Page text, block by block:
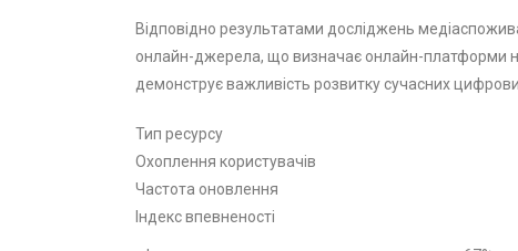
Відповідно результатами досліджень
онлайн-джерела, що визначає онлайн-платформи
демонструє важливість розвитку сучасних
Тип ресурсу
Охоплення користувачів
Частота оновлення
Індекс впевненості